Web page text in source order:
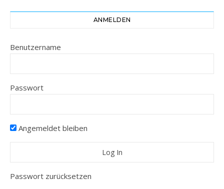
ANMELDEN
Benutzername
Passwort
Angemeldet bleiben
Passwort zurücksetzen